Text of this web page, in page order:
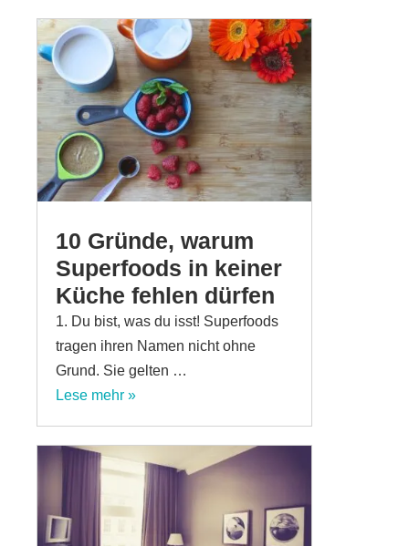
10 Gründe, warum
Superfoods in keiner
Küche fehlen dürfen
1. Du bist, was du isst! Superfoods
tragen ihren Namen nicht ohne
Grund. Sie gelten …
Lese mehr »